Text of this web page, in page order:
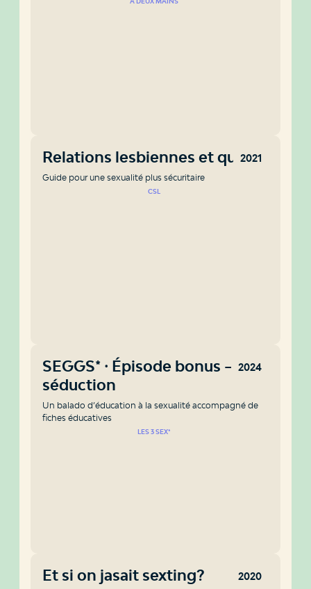
2021
Relations lesbiennes et queer
Guide pour une sexualité plus sécuritaire
CSL
2024
SEGGS* ⸱ Épisode bonus – La
séduction
Un balado d’éducation à la sexualité accompagné de
fiches éducatives
LES 3 SEX*
2020
Et si on jasait sexting?